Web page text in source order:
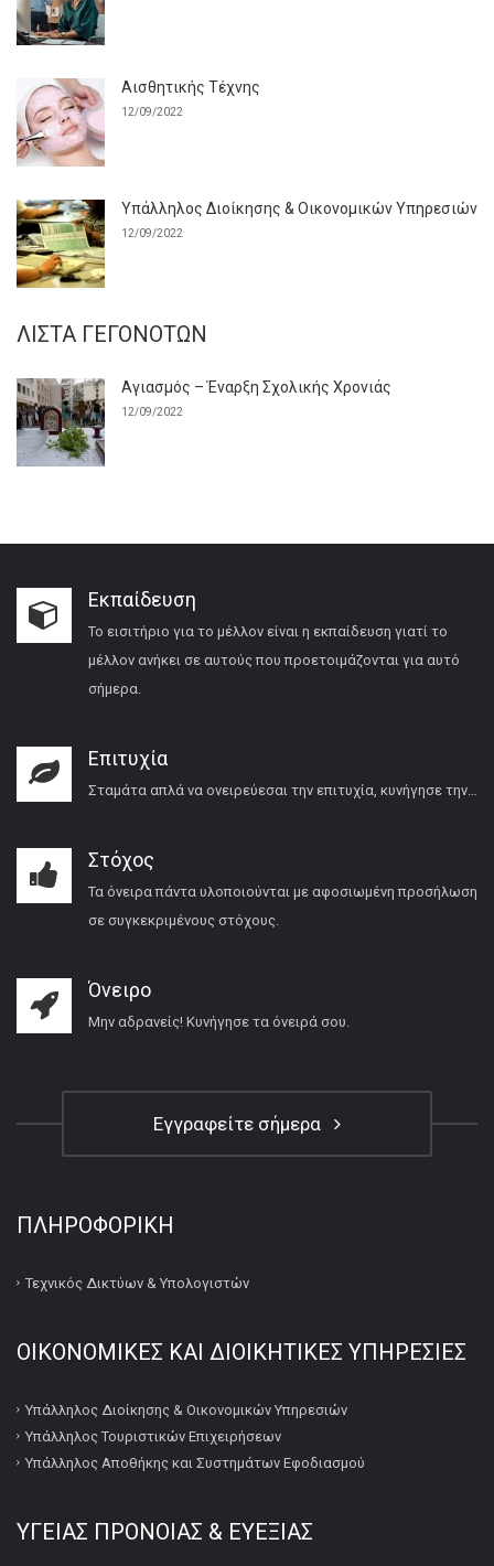
Αισθητικής Τέχνης
12/09/2022
Υπάλληλος Διοίκησης & Οικονομικών Υπηρεσιών
12/09/2022
ΛΊΣΤΑ ΓΕΓΟΝΌΤΩΝ
Αγιασμός – Έναρξη Σχολικής Χρονιάς
12/09/2022
Εκπαίδευση
Το εισιτήριο για το μέλλον είναι η εκπαίδευση γιατί το
μέλλον ανήκει σε αυτούς που προετοιμάζονται για αυτό
σήμερα.
Επιτυχία
Σταμάτα απλά να ονειρεύεσαι την επιτυχία, κυνήγησε την…
Στόχος
Τα όνειρα πάντα υλοποιούνται με αφοσιωμένη προσήλωση
σε συγκεκριμένους στόχους.
Όνειρο
Μην αδρανείς! Κυνήγησε τα όνειρά σου.
Εγγραφείτε σήμερα
ΠΛΗΡΟΦΟΡΙΚΉ
Τεχνικός Δικτύων & Υπολογιστών
ΟΙΚΟΝΟΜΙΚΕΣ ΚΑΙ ΔΙΟΙΚΗΤΙΚΕΣ ΥΠΗΡΕΣΙΕΣ
Υπάλληλος Διοίκησης & Οικονομικών Υπηρεσιών
Υπάλληλος Τουριστικών Επιχειρήσεων
Υπάλληλος Αποθήκης και Συστημάτων Εφοδιασμού
ΥΓΕΙΑΣ ΠΡΟΝΟΙΑΣ & ΕΥΕΞΙΑΣ